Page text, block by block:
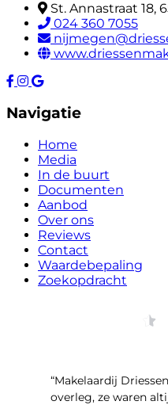
St. Annastraat 18,
024 360 7055
Navigatie
Home
Media
In de buurt
Documenten
Aanbod
Over ons
Reviews
Contact
Waardebepaling
Zoekopdracht
“Makelaardij
overleg, ze waren